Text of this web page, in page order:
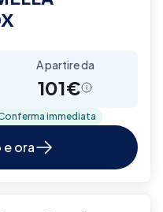
A partire da
101€
immediata
ora